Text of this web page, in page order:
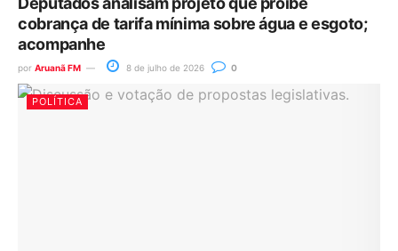
cobrança de tarifa mínima sobre água e esgoto;
acompanhe
por Aruanã FM 8 de julho de 2026 0
POLÍTICA